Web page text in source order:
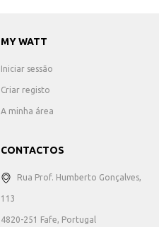
MY WATT
Iniciar sessão
Criar registo
A minha área
CONTACTOS
Rua Prof. Humberto Gonçalves,
113
4820-251 Fafe, Portugal